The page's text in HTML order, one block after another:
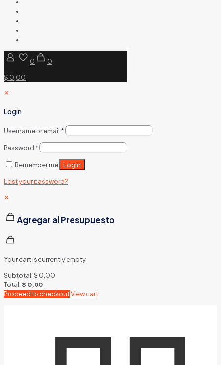
0
0
$ 0,00
✕
Login
Username or email *
Password *
Remember me Login
Lost your password?
✕
Agregar al Presupuesto
Your cart is currently empty.
Subtotal:$ 0,00
Total:$ 0,00
Proceed to checkoutView cart